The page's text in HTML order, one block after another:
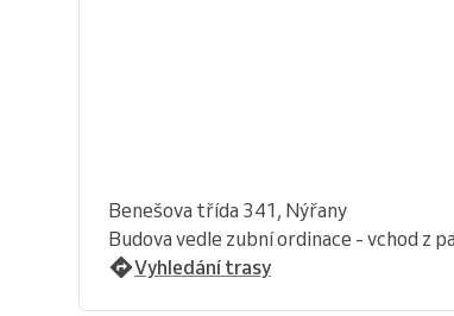
Benešova třída 341, Nýřany
Budova vedle zubní ordinace - vchod z
Vyhledání trasy